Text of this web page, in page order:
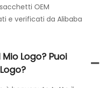
OEM
e verificati da Alibaba
Logo? Puoi